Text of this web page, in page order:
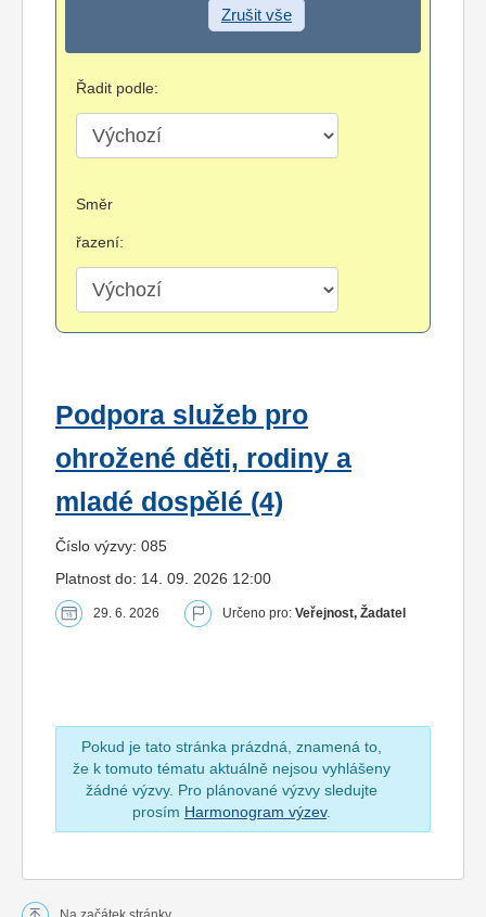
Zrušit vše
Řadit podle:
Směr
řazení:
Podpora služeb pro
ohrožené děti, rodiny a
mladé dospělé (4)
Číslo výzvy: 085
Platnost do: 14. 09. 2026 12:00
29. 6. 2026 Určeno pro: Veřejnost, Žadatel
Pokud je tato stránka prázdná, znamená to,
že k tomuto tématu aktuálně nejsou vyhlášeny
žádné výzvy. Pro plánované výzvy sledujte
prosím Harmonogram výzev.